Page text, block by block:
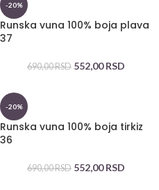
-20%
Runska vuna 100% boja plava
37
690,00RSD 552,00RSD
-20%
Runska vuna 100% boja tirkiz
36
690,00RSD 552,00RSD